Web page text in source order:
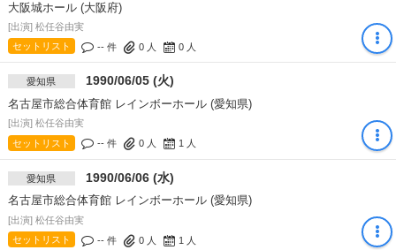
大阪城ホール (大阪府)
[出演] 松任谷由実
セットリスト
-- 件 0人 0人
愛知県 1990/06/05 (火)
名古屋市総合体育館 レインボーホール (愛知県)
[出演] 松任谷由実
セットリスト
-- 件 0人 1 人
愛知県 1990/06/06 (水)
名古屋市総合体育館 レインボーホール (愛知県)
[出演] 松任谷由実
セットリスト
-- 件 0人 1 人